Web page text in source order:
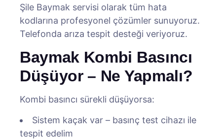
Şile Baymak servisi olarak tüm hata
kodlarına profesyonel çözümler sunuyoruz.
Telefonda arıza tespit desteği veriyoruz.
Baymak Kombi Basıncı
Düşüyor – Ne Yapmalı?
Kombi basıncı sürekli düşüyorsa:
Sistem kaçak var – basınç test cihazı ile
tespit edelim